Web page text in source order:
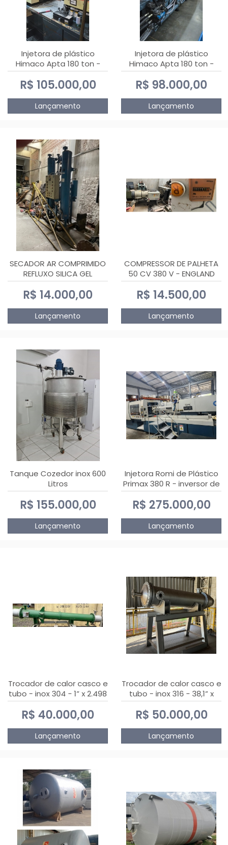
Injetora de plástico
Himaco Apta 180 ton -
2010
R$ 105.000,00
Lançamento
Injetora de plástico
Himaco Apta 180 ton -
2009
R$ 98.000,00
Lançamento
SECADOR AR COMPRIMIDO
REFLUXO SILICA GEL
R$ 14.000,00
Lançamento
COMPRESSOR DE PALHETA
50 CV 380 V - ENGLAND
R$ 14.500,00
Lançamento
Tanque Cozedor inox 600
Litros
R$ 155.000,00
Lançamento
Injetora Romi de Plástico
Primax 380 R - inversor de
frequência NR 12 - 2008
R$ 275.000,00
Lançamento
Trocador de calor casco e
tubo - inox 304 - 1” x 2.498
mm
R$ 40.000,00
Lançamento
Trocador de calor casco e
tubo - inox 316 - 38,1” x
2.030 mm
R$ 50.000,00
Lançamento